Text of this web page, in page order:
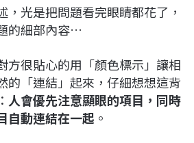
，光是把問題看完眼睛都花了，
的細部內容…
方很貼心的用「顏色標示」讓相
的「連結」起來，仔細想想這背
人會優先注意顯眼的項目，同時
自動連結在一起 。